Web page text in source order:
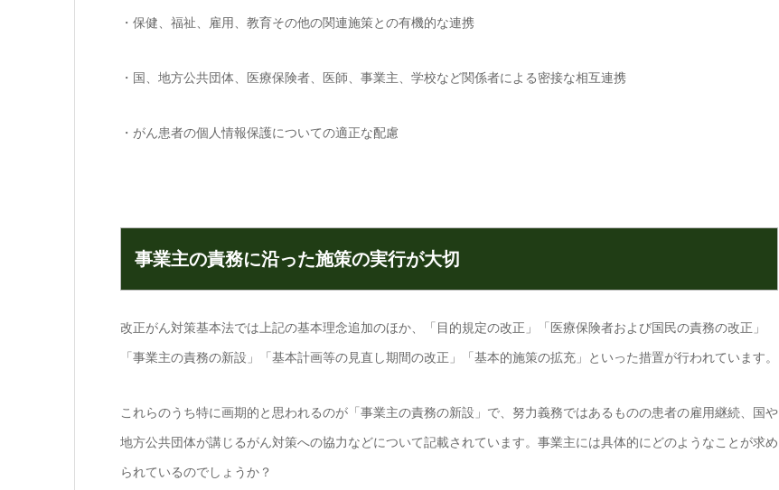
・保健、福祉、雇用、教育その他の関連施策との有機的な連携
・国、地方公共団体、医療保険者、医師、事業主、学校など関係者による密接な相互連携
・がん患者の個人情報保護についての適正な配慮
事業主の責務に沿った施策の実行が大切
改正がん対策基本法では上記の基本理念追加のほか、「目的規定の改正」「医療保険者および国民の責務の改正」
「事業主の責務の新設」「基本計画等の見直し期間の改正」「基本的施策の拡充」といった措置が行われています。
これらのうち特に画期的と思われるのが「事業主の責務の新設」で、努力義務ではあるものの患者の雇用継続、国や
地方公共団体が講じるがん対策への協力などについて記載されています。事業主には具体的にどのようなことが求め
られているのでしょうか？